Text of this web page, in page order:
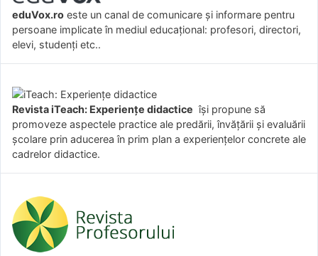
eduVox.ro este un canal de comunicare și informare pentru
persoane implicate în mediul educațional: profesori, directori,
elevi, studenți etc..
Revista iTeach: Experienţe didactice îşi propune să
promoveze aspectele practice ale predării, învăţării şi evaluării
şcolare prin aducerea în prim plan a experienţelor concrete ale
cadrelor didactice.